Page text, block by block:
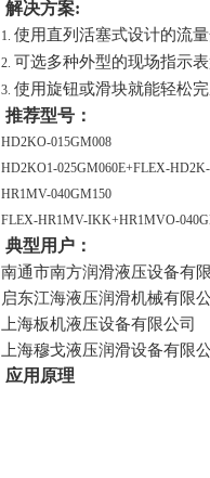
解决方案:
1. 使用直列活塞式设计的流
2. 可选多种外型的现场指示
3. 使用旋钮或滑块就能轻松
推荐型号：
HD2KO-015GM008
HD2KO1-025GM060E+FLEX-
HR1MV-040GM150
FLEX-HR1MV-IKK+HR1MVO-
典型用户：
南通市南方润滑液压设备有
启东江海液压润滑机械有限
上海板机液压设备有限公司
上海穆戈液压润滑设备有限
应用原理